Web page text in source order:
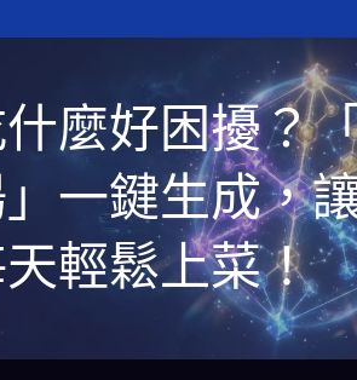
麼好困擾？
一鍵生成，
輕鬆上菜！